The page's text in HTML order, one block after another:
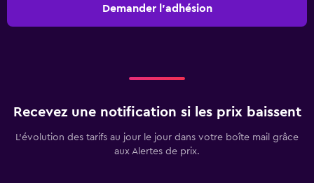
Demander l’adhésion
Recevez une notification si les prix baissent
L’évolution des tarifs au jour le jour dans votre boîte mail grâce
aux Alertes de prix.